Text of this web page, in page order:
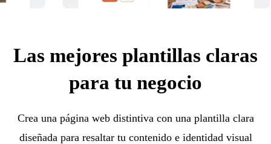
Las mejores plantillas claras
para tu negocio
Crea una página web distintiva con una plantilla clara
diseñada para resaltar tu contenido e identidad visual